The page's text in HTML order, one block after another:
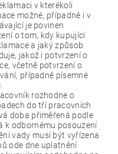
v kterékoli
možné, případně i v
je povinen
o tom, kdy kupující
a jaký způsob
jakož i potvrzení o
včetně potvrzení o
případně písemné
rozhodne o
do tří pracovních
doba přiměřená podle
k odbornému posouzení
vady musí být vyřízena
ode dne uplatnění